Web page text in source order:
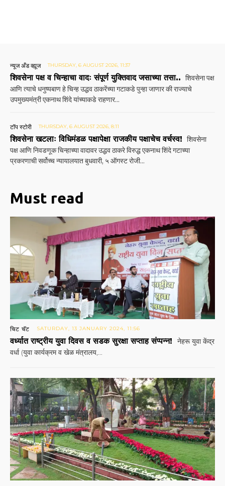
न्यूज अँड व्ह्यूज THURSDAY, 6 AUGUST 2026, 11:37
शिवसेना पक्ष व चिन्हाचा वादः संपूर्ण युक्तिवाद जसाच्या तसा.. शिवसेना पक्ष
आणि त्याचे धनुष्यबाण हे चिन्ह उद्धव ठाकरेंच्या गटाकडे पुन्हा जाणार की राज्याचे
उपमुख्यमंत्री एकनाथ शिंदे यांच्याकडे राहणार...
टॉप स्टोरी THURSDAY, 6 AUGUST 2026, 8:11
शिवसेना खटलाः विधिमंडळ पक्षापेक्षा राजकीय पक्षाचेच वर्चस्व! शिवसेना
पक्ष आणि निवडणूक चिन्हाच्या वादावर उद्धव ठाकरे विरुद्ध एकनाथ शिंदे गटाच्या
प्रकरणाची सर्वोच्च न्यायालयात बुधवारी, ५ ऑगस्ट रोजी...
Must read
चिट चॅट SATURDAY, 13 JANUARY 2024, 11:56
वर्ध्यात राष्ट्रीय युवा दिवस व सडक सुरक्षा सप्ताह संप्पन्न!
नेहरू युवा केंद्र
वर्धा (युवा कार्यक्रम व खेळ मंत्रालय,...